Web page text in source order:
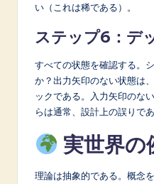
い（これは稀である）。
ステップ6：デ
すべての状態を確認する。
か？出力矢印のない状態は
ックである。入力矢印のな
らは通常、設計上の誤りであ
実世界の
理論は抽象的である。概念